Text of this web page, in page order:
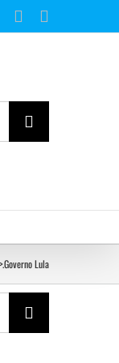
YouTubeWhatsApp
mail
Governo Lula